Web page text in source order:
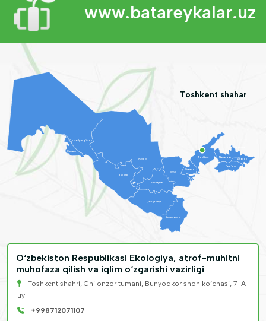
www.batareykalar.uz
Toshkent
Toshkent
Andijon
Farg'ona
Namangan
Jizzax
Samarqand
Sirdaryo
Buxoro
Navoiy
Surxondaryo
Xorazm
Qashqadaryo
Qoraqalpog'iston
Toshkent shahar
O‘zbekiston Respublikasi Ekologiya, atrof-muhitni
muhofaza qilish va iqlim o‘zgarishi vazirligi
Toshkent shahri, Chilonzor tumani, Bunyodkor shoh ko‘chasi, 7-A
uy
+998712071107